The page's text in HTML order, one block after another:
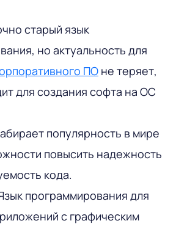
старый язык
но актуальность для
ПО не теряет,
для создания софта на ОС
популярность в мире
повысить надежность
кода.
программирования для
с графическим